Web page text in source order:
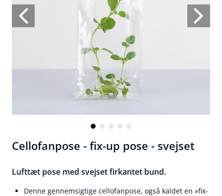
Cellofanpose - fix-up pose - svejset
Lufttæt pose med svejset firkantet bund.
Denne gennemsigtige cellofanpose, også kaldet en »fix-